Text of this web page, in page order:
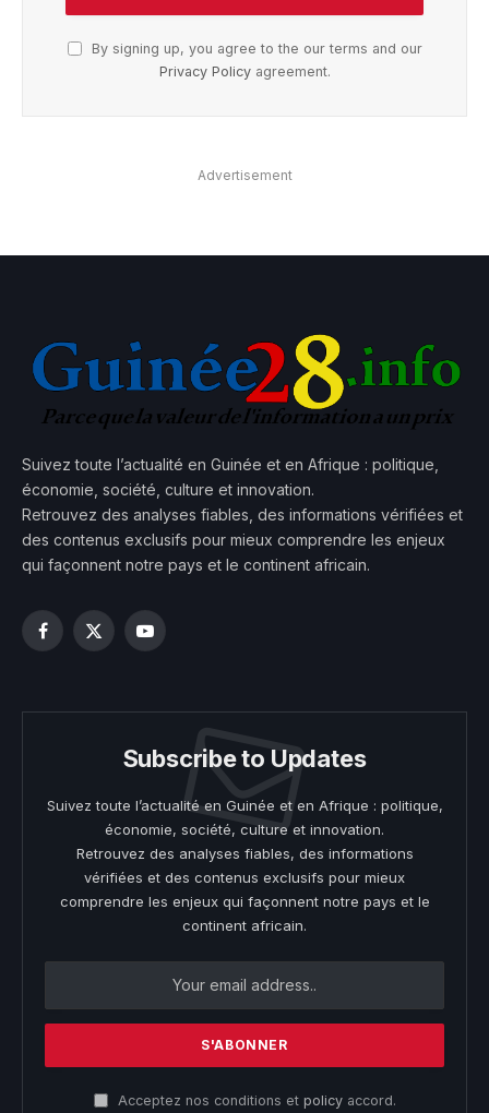
By signing up, you agree to the our terms and our
Privacy Policyagreement.
Advertisement
Suivez toute l’actualité en Guinée et en Afrique : politique,
économie, société, culture et innovation.
Retrouvez des analyses fiables, des informations vérifiées et
des contenus exclusifs pour mieux comprendre les enjeux
qui façonnent notre pays et le continent africain.
Facebook
X
YouTube
Subscribe to Updates
Suivez toute l’actualité en Guinée et en Afrique : politique,
économie, société, culture et innovation.
Retrouvez des analyses fiables, des informations
vérifiées et des contenus exclusifs pour mieux
comprendre les enjeux qui façonnent notre pays et le
continent africain.
Acceptez nos conditions et policyaccord.